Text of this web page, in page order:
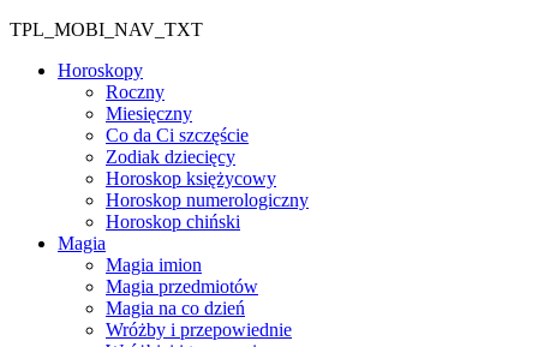
TPL_MOBI_NAV_TXT
Horoskopy
Roczny
Miesięczny
Co da Ci szczęście
Zodiak dziecięcy
Horoskop księżycowy
Horoskop numerologiczny
Horoskop chiński
Magia
Magia imion
Magia przedmiotów
Magia na co dzień
Wróżby i przepowiednie